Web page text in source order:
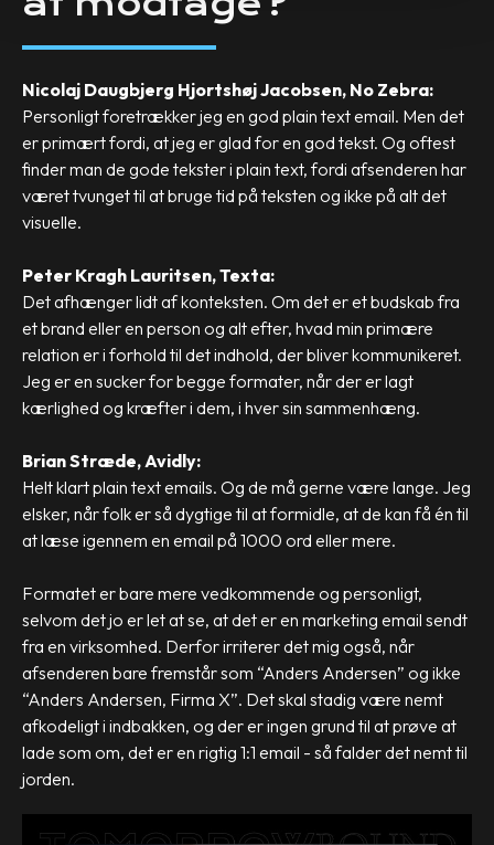
Nicolaj Daugbjerg Hjortshøj Jacobsen, No Zebra:
Personligt foretrækker jeg en god plain text email. Men det
er primært fordi, at jeg er glad for en god tekst. Og oftest
finder man de gode tekster i plain text, fordi afsenderen har
været tvunget til at bruge tid på teksten og ikke på alt det
visuelle.
Peter Kragh Lauritsen, Texta:
Det afhænger lidt af konteksten. Om det er et budskab fra
et brand eller en person og alt efter, hvad min primære
relation er i forhold til det indhold, der bliver kommunikeret.
Jeg er en sucker for begge formater, når der er lagt
kærlighed og kræfter i dem, i hver sin sammenhæng.
Brian Stræde, Avidly:
Helt klart plain text emails. Og de må gerne være lange. Jeg
elsker, når folk er så dygtige til at formidle, at de kan få én til
at læse igennem en email på 1000 ord eller mere.
Formatet er bare mere vedkommende og personligt,
selvom det jo er let at se, at det er en marketing email sendt
fra en virksomhed. Derfor irriterer det mig også, når
afsenderen bare fremstår som “Anders Andersen” og ikke
“Anders Andersen, Firma X”. Det skal stadig være nemt
afkodeligt i indbakken, og der er ingen grund til at prøve at
lade som om, det er en rigtig 1:1 email - så falder det nemt til
jorden.